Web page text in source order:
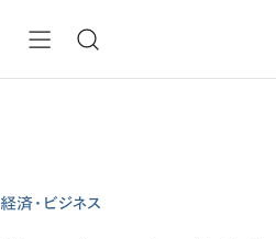
経済・ビジネス